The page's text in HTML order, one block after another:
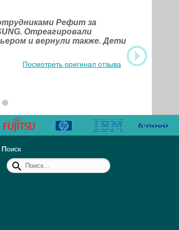
Рефит за
Отреагировали
и вернули также. Дети
Посмотреть оригинал отзыва
Поиск